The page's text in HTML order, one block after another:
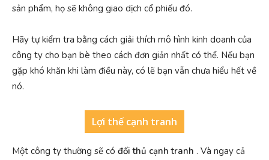
sản phẩm, họ sẽ không giao dịch cổ phiếu đó.
Hãy tự kiểm tra bằng cách giải thích mô hình kinh doanh của
công ty cho bạn bè theo cách đơn giản nhất có thể. Nếu bạn
gặp khó khăn khi làm điều này, có lẽ bạn vẫn chưa hiểu hết về
nó.
Lợi thế cạnh tranh
Một công ty thường sẽ có đối thủ cạnh tranh . Và ngay cả